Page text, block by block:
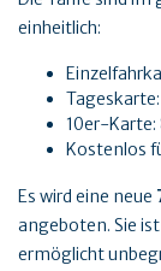
einheitlich:
10er-Karte:
Kostenlos
Es wird eine neue
angeboten. Sie
ermöglicht